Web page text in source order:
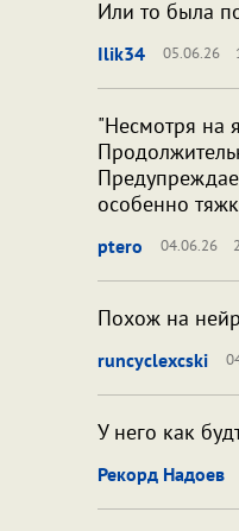
Или то была
Ilik34 05.06.26
"Несмотря на
особенно
ptero 04.06.26
Похож на
runcyclexcski
У него как
Рекорд Надоев